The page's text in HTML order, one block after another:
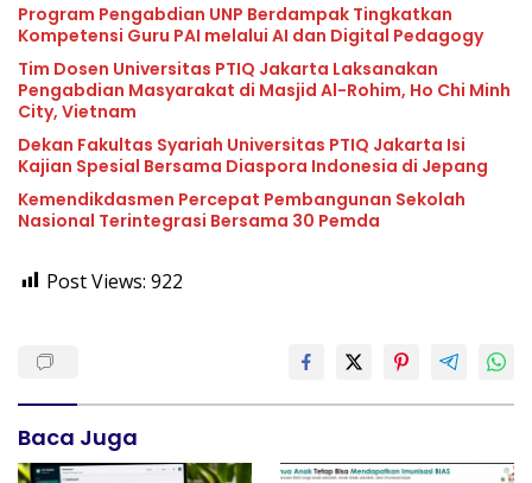
Program Pengabdian UNP Berdampak Tingkatkan
Kompetensi Guru PAI melalui AI dan Digital Pedagogy
Tim Dosen Universitas PTIQ Jakarta Laksanakan
Pengabdian Masyarakat di Masjid Al-Rohim, Ho Chi Minh
City, Vietnam
Dekan Fakultas Syariah Universitas PTIQ Jakarta Isi
Kajian Spesial Bersama Diaspora Indonesia di Jepang
Kemendikdasmen Percepat Pembangunan Sekolah
Nasional Terintegrasi Bersama 30 Pemda
Post Views: 922
Baca Juga